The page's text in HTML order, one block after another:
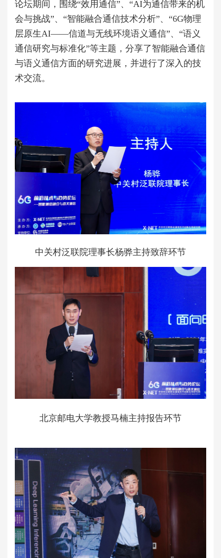
论坛期间，围绕“效用通信”、“AI为通信带来的机
会与挑战”、“智能融合通信技术分析”、“6G物理
层原生AI——信道与无线环境语义通信”、“语义
通信研究与标准化”等主题，分享了智能融合通信
与语义通信方面的研究进展，并进行了深入的技
术交流。
中关村泛联院理事长杨骅主持致辞环节
北京邮电大学教授马楠主持报告环节